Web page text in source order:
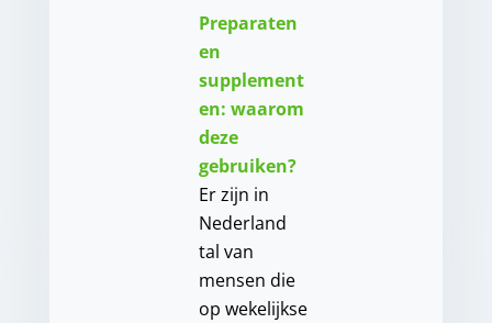
Preparaten
en
supplement
en: waarom
deze
gebruiken?
Er zijn in
Nederland
tal van
mensen die
op wekelijkse